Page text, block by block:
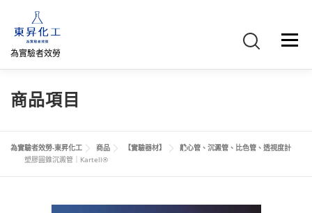
為實驗者效勞
選單
首頁 關於我們
網路商店 直購專區 詢價車、購物車/會員
商品項目
為實驗者效勞-東昇化工 商品 【實驗器材】
離心管、沉澱管、比色管、透視度計
塑膠圓錐沉澱管｜Kartell®